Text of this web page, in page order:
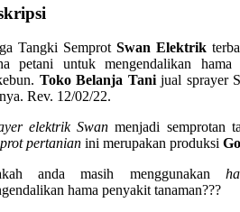
Tangki Semprot Swan Elektrik
petani untuk mengendalikan
Toko Belanja Tanijual sprayer
Rev. 12/02/22.
elektrik Swan menjadi semprotan
pertanian ini merupakan produksi
anda masih menggunakan
hama penyakit tanaman???